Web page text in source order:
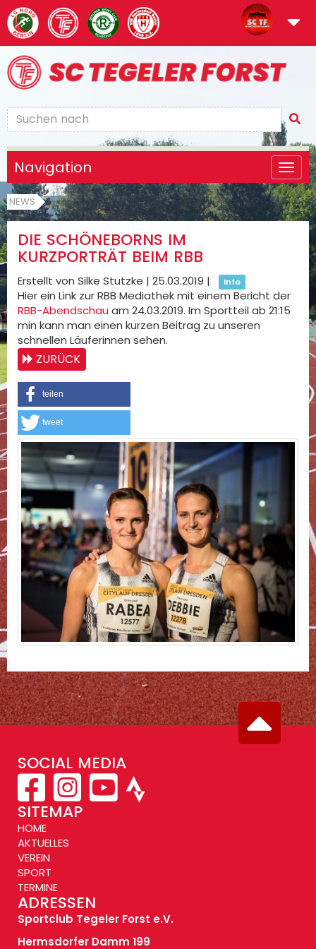
Navigation
NEWS
DIE SCHÖNEBORNS IM
KURZPORTRÄT BEIM RBB
Erstellt von Silke Stutzke | 25.03.2019 | Info
Hier ein Link zur RBB Mediathek mit einem Bericht der
RBB-Abendschau am 24.03.2019. Im Sportteil ab 21:15
min kann man einen kurzen Beitrag zu unseren
schnellen Läuferinnen sehen.
ZURÜCK
teilen
tweet
SOCIAL MEDIA
SITEMAP
HOME
AKTUELLES
VEREIN
SPORT
TERMINE
ADRESSEN
Sportclub Tegeler Forst e.V.
Hermsdorfer Damm 199